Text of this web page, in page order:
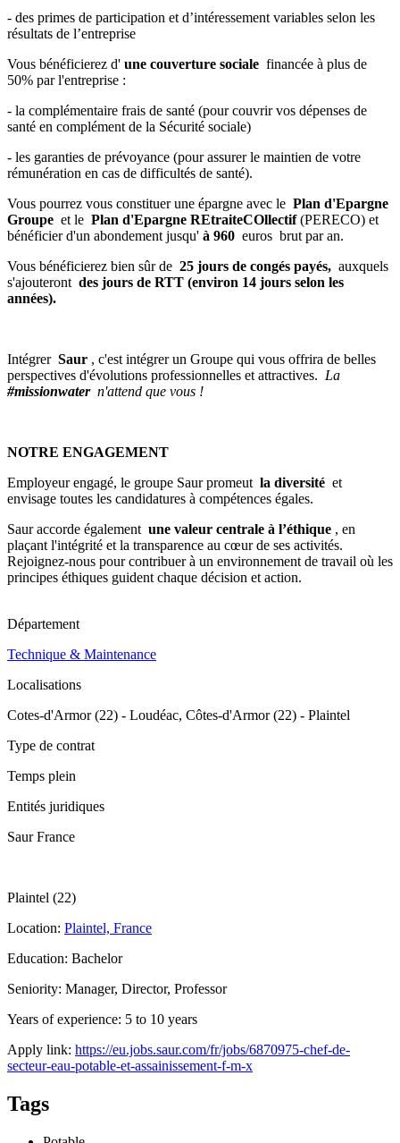
- des primes de participation et d’intéressement variables selon les
résultats de l’entreprise
Vous bénéficierez d' une couverture sociale financée à plus de
50% par l'entreprise :
- la complémentaire frais de santé (pour couvrir vos dépenses de
santé en complément de la Sécurité sociale)
- les garanties de prévoyance (pour assurer le maintien de votre
rémunération en cas de difficultés de santé).
Vous pourrez vous constituer une épargne avec le Plan d'Epargne
Groupe et le Plan d'Epargne REtraiteCOllectif(PERECO) et
bénéficier d'un abondement jusqu' à 960 euros brut par an.
Vous bénéficierez bien sûr de 25 jours de congés payés, auxquels
s'ajouteront des jours de RTT (environ 14 jours selon les
années).
Intégrer Saur , c'est intégrer un Groupe qui vous offrira de belles
perspectives d'évolutions professionnelles et attractives. La
#missionwater n'attend que vous !
NOTRE ENGAGEMENT
Employeur engagé, le groupe Saur promeut la diversité et
envisage toutes les candidatures à compétences égales.
Saur accorde également une valeur centrale à l’éthique , en
plaçant l'intégrité et la transparence au cœur de ses activités.
Rejoignez-nous pour contribuer à un environnement de travail où les
principes éthiques guident chaque décision et action.
Département
Technique & Maintenance
Localisations
Cotes-d'Armor (22) - Loudéac, Côtes-d'Armor (22) - Plaintel
Type de contrat
Temps plein
Entités juridiques
Saur France
Plaintel (22)
Location: Plaintel, France
Education: Bachelor
Seniority: Manager, Director, Professor
Years of experience: 5 to 10 years
Apply link: https://eu.jobs.saur.com/fr/jobs/6870975-chef-de-
secteur-eau-potable-et-assainissement-f-m-x
Tags